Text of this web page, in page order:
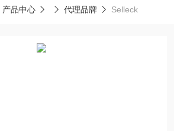
产品中心 代理品牌 Selleck